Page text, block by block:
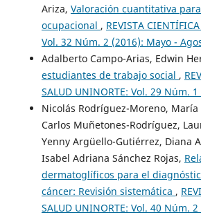
Ariza, Valoración cuantitativa
ocupacional , REVISTA
Vol. 32 Núm. 2 (2016): Mayo -
Adalberto Campo-Arias, Edwin
estudiantes de trabajo social ,
SALUD UNINORTE: Vol. 29 Núm.
Nicolás Rodríguez-Moreno,
Carlos Muñetones-Rodríguez,
Yenny Argüello-Gutiérrez, Diana
Isabel Adriana Sánchez Rojas,
dermatoglíficos para el
cáncer: Revisión sistemática ,
SALUD UNINORTE: Vol. 40 Núm.